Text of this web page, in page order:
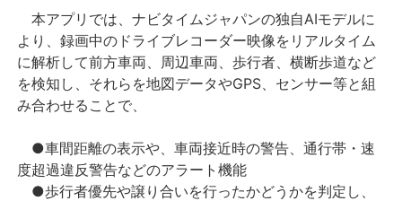
本アプリでは、ナビタイムジャパンの独自AIモデルに
より、録画中のドライブレコーダー映像をリアルタイム
に解析して前方車両、周辺車両、歩行者、横断歩道など
を検知し、それらを地図データやGPS、センサー等と組
み合わせることで、
●車間距離の表示や、車両接近時の警告、通行帯・速
度超過違反警告などのアラート機能
●歩行者優先や譲り合いを行ったかどうかを判定し、